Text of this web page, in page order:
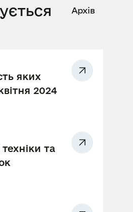
Архів
яких
2024
та